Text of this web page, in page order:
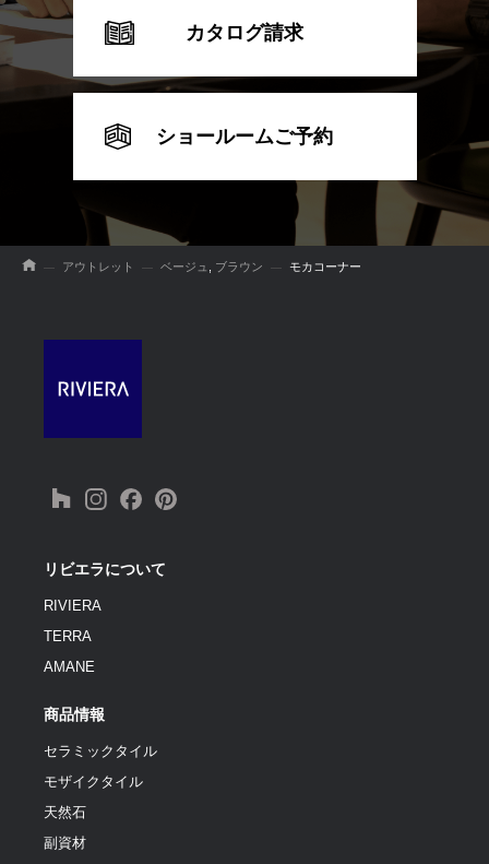
カタログ請求
ショールームご予約
アウトレット ベージュ ブラウン モカコーナー
リビエラについて
RIVIERA
TERRA
AMANE
商品情報
セラミックタイル
モザイクタイル
天然石
副資材